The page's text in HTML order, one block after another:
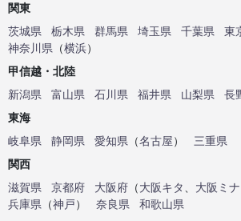
関東
茨城県
栃木県 群馬県 埼玉県 千葉県
東
神奈川県 （横浜）
甲信越・北陸
新潟県
富山県 石川県 福井県 山梨県
長
東海
岐阜県
静岡県 愛知県 （名古屋）
三重県
関西
滋賀県
京都府 大阪府 （大阪キタ 大阪ミナ
兵庫県 （神戸） 奈良県
和歌山県